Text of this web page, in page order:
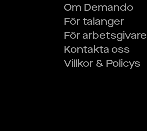
Om Demando
För talanger
För arbetsgivare
Kontakta oss
Villkor & Policys